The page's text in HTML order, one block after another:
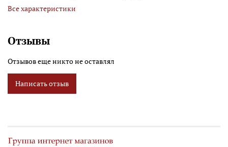
Все характеристики
Отзывы
Отзывов еще никто не оставлял
Написать отзыв